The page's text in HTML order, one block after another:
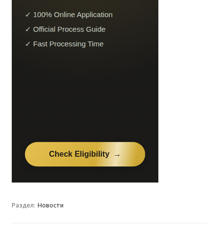
Раздел: Новости